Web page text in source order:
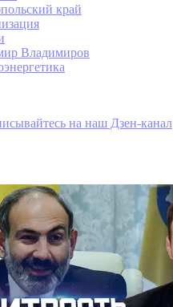
край
Владимиров
на наш Дзен-канал